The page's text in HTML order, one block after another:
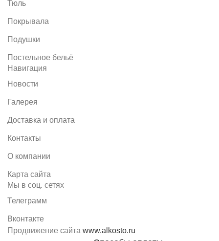
Тюль
Покрывала
Подушки
Постельное бельё
Навигация
Новости
Галерея
Доставка и оплата
Контакты
О компании
Карта сайта
Мы в соц. сетях
Телеграмм
Вконтакте
Продвижение сайта www.alkosto.ru